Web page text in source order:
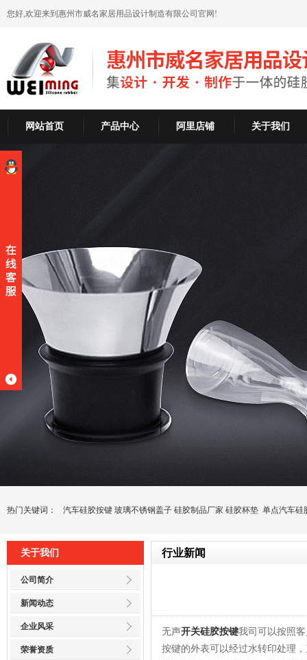
您好,欢迎来到惠州市威名家居用品设计制造有限公司官网!
网站首页 产品中心 阿里店铺 关于我们
热门关键词： 汽车硅胶按键 玻璃不锈钢盖子 硅胶制品厂家 硅胶杯垫 单点汽车硅
关于我们
公司简介
新闻动态
企业风采
荣誉资质
行业新闻
无声开关硅胶按键我司可以按照
按键的外表可以经过水转印处理